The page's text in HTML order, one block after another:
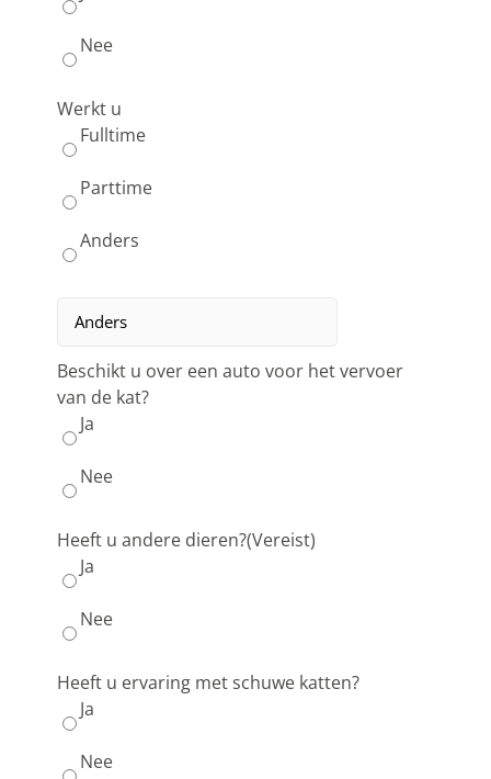
Nee
Werkt u
Fulltime
Parttime
Anders
Beschikt u over een auto voor het vervoer
van de kat?
Ja
Nee
Heeft u andere dieren?(Vereist)
Ja
Nee
Heeft u ervaring met schuwe katten?
Ja
Nee